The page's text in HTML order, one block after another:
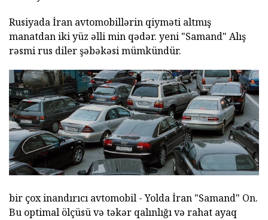
Rusiyada İran avtomobillərin qiyməti altmış
manatdan iki yüz əlli min qədər. yeni "Samand" Alış
rəsmi rus diler şəbəkəsi mümkündür.
bir çox inandırıcı avtomobil - Yolda İran "Samand" On.
Bu optimal ölçüsü və təkər qalınlığı və rahat ayaq